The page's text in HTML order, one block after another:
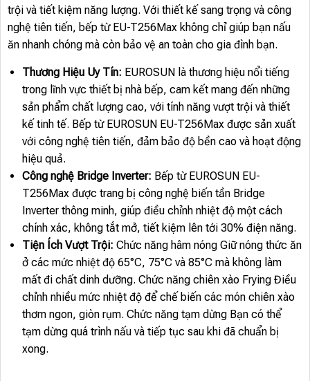
trội và tiết kiệm năng lượng. Với thiết kế sang trọng và công
nghệ tiên tiến, bếp từ EU-T256Max không chỉ giúp bạn nấu
ăn nhanh chóng mà còn bảo vệ an toàn cho gia đình bạn.
Thương Hiệu Uy Tín: EUROSUN là thương hiệu nổi tiếng
trong lĩnh vực thiết bị nhà bếp, cam kết mang đến những
sản phẩm chất lượng cao, với tính năng vượt trội và thiết
kế tinh tế. Bếp từ EUROSUN EU-T256Max được sản xuất
với công nghệ tiên tiến, đảm bảo độ bền cao và hoạt động
hiệu quả.
Công nghệ Bridge Inverter: Bếp từ EUROSUN EU-
T256Max được trang bị công nghệ biến tần Bridge
Inverter thông minh, giúp điều chỉnh nhiệt độ một cách
chính xác, không tắt mở, tiết kiệm lên tới 30% điện năng.
Tiện Ích Vượt Trội: Chức năng hâm nóng Giữ nóng thức ăn
ở các mức nhiệt độ 65°C, 75°C và 85°C mà không làm
mất đi chất dinh dưỡng. Chức năng chiên xào Frying Điều
chỉnh nhiều mức nhiệt độ để chế biến các món chiên xào
thơm ngon, giòn rụm. Chức năng tạm dừng Bạn có thể
tạm dừng quá trình nấu và tiếp tục sau khi đã chuẩn bị
xong.